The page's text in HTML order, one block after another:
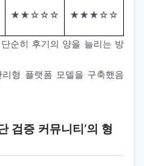
★★☆☆☆ ★★★☆☆
순히 후기의 양을 늘리는 방
리형 플랫폼 모델을 구축했음
검증 커뮤니티’의 형